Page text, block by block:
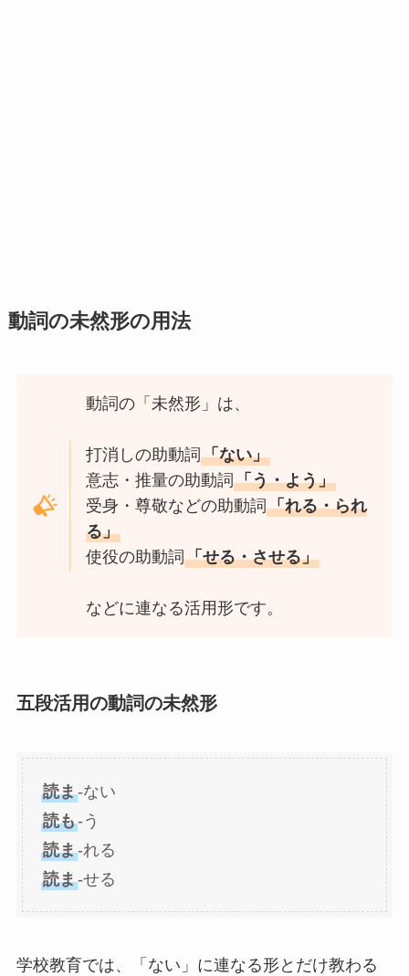
動詞の未然形の用法
動詞の「未然形」は、
打消しの助動詞「ない」
意志・推量の助動詞「う・よう」
受身・尊敬などの助動詞「れる・られ
る」
使役の助動詞「せる・させる」
などに連なる活用形です。
五段活用の動詞の未然形
読ま-ない
読も-う
読ま-れる
読ま-せる
学校教育では、「ない」に連なる形とだけ教わる